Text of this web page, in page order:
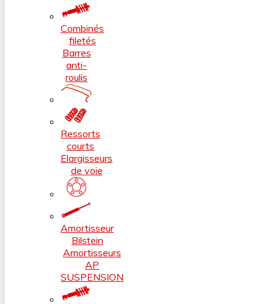
Combinés
filetés
Barres
anti-
roulis
Ressorts
courts
Elargisseurs
de voie
Amortisseur
Bilstein
Amortisseurs
AP
SUSPENSION